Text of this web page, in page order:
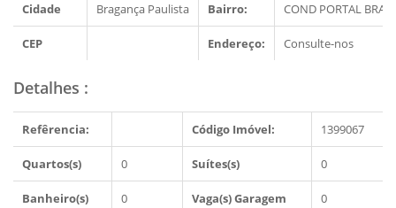
Cidade Bragança Paulista Bairro: COND PORTAL
CEP Endereço: Consulte-nos
Detalhes :
Refêrencia: Código Imóvel: 1399067
Quartos(s) 0 Suítes(s) 0
Banheiro(s) 0 Vaga(s) Garagem 0